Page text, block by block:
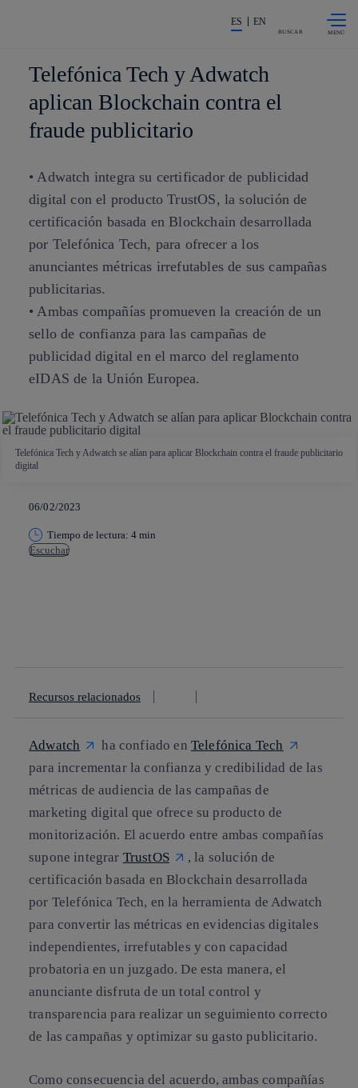
La acción en accionistas e
ES EN
BUSCAR
Telefónica Tech y Adwatch
aplican Blockchain contra el
fraude publicitario
• Adwatch integra su certificador de publicidad
digital con el producto TrustOS, la solución de
certificación basada en Blockchain desarrollada
por Telefónica Tech, para ofrecer a los
anunciantes métricas irrefutables de sus campañas
publicitarias.
• Ambas compañías promueven la creación de un
sello de confianza para las campañas de
publicidad digital en el marco del reglamento
eIDAS de la Unión Europea.
Telefónica Tech y Adwatch se alían para aplicar Blockchain contra el fraude publicitario
digital
06/02/2023
Tiempo de lectura: 4 min
Escuchar
Recursos relacionados
Adwatch ha confiado en Telefónica Tech
para incrementar la confianza y credibilidad de las
métricas de audiencia de las campañas de
marketing digital que ofrece su producto de
monitorización. El acuerdo entre ambas compañías
supone integrar TrustOS
, la solución de
certificación basada en Blockchain desarrollada
por Telefónica Tech, en la herramienta de Adwatch
para convertir las métricas en evidencias digitales
independientes, irrefutables y con capacidad
probatoria en un juzgado. De esta manera, el
anunciante disfruta de un total control y
transparencia para realizar un seguimiento correcto
de las campañas y optimizar su gasto publicitario.
Como consecuencia del acuerdo, ambas compañías